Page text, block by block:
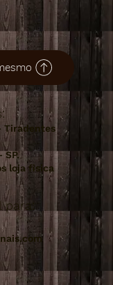
Tiradentes
SP.
loja fisica